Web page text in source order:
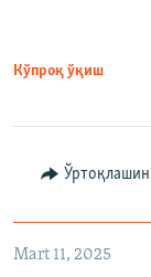
Кўпроқ ўқиш
Mart 11, 2025